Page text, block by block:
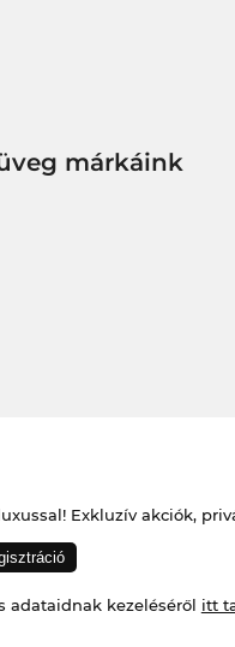
márkáink
Exkluzív akciók,
adataidnak kezeléséről itt